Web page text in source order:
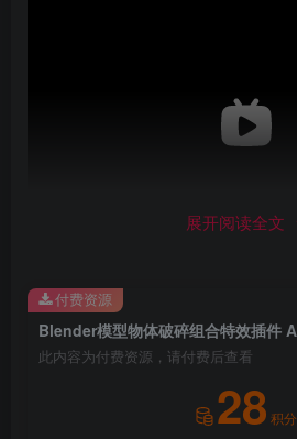
展开阅读全文
此内容为付费资源，请付费后查看
28 积分
付费资源